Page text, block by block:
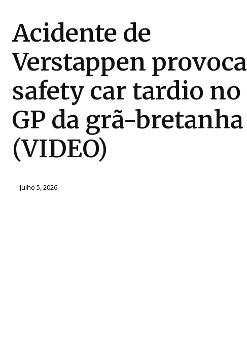
Acidente de
Verstappen provoca
safety car tardio no
GP da grã-bretanha
(VIDEO)
Julho 5, 2026